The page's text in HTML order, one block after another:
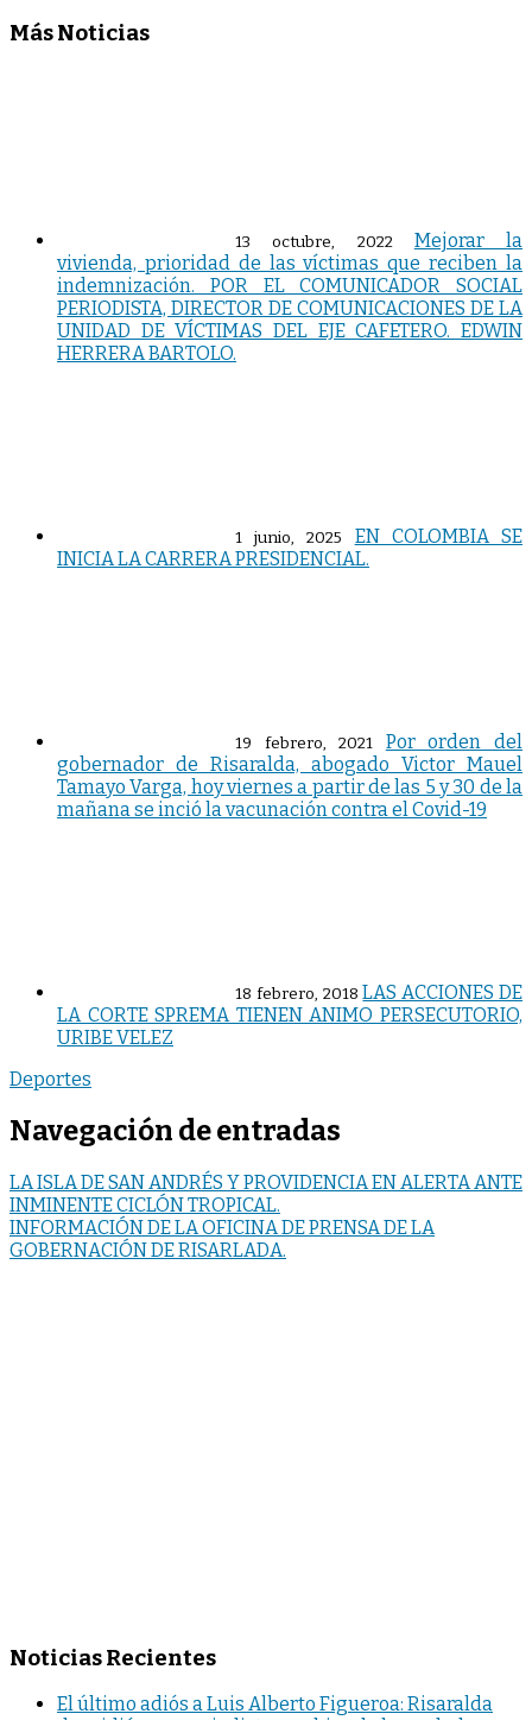
Más Noticias
13 octubre, 2022
Mejorar la
vivienda, prioridad de las víctimas que reciben la
indemnización. POR EL COMUNICADOR SOCIAL
PERIODISTA, DIRECTOR DE COMUNICACIONES DE LA
UNIDAD DE VÍCTIMAS DEL EJE CAFETERO. EDWIN
HERRERA BARTOLO.
1 junio, 2025
EN COLOMBIA SE
INICIA LA CARRERA PRESIDENCIAL.
19 febrero, 2021
Por orden del
gobernador de Risaralda, abogado Victor Mauel
Tamayo Varga, hoy viernes a partir de las 5 y 30 de la
mañana se inció la vacunación contra el Covid-19
18 febrero, 2018 LAS ACCIONES DE
LA CORTE SPREMA TIENEN ANIMO PERSECUTORIO,
URIBE VELEZ
Deportes
Navegación de entradas
LA ISLA DE SAN ANDRÉS Y PROVIDENCIA EN ALERTA ANTE
INMINENTE CICLÓN TROPICAL.
INFORMACIÓN DE LA OFICINA DE PRENSA DE LA
GOBERNACIÓN DE RISARLADA.
Noticias Recientes
El último adiós a Luis Alberto Figueroa: Risaralda